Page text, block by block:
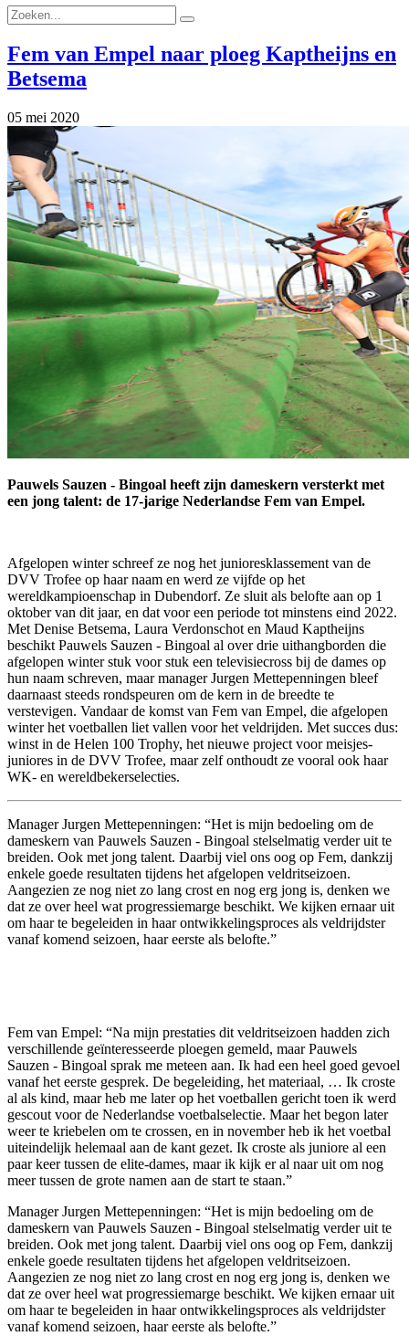
Fem van Empel naar ploeg Kaptheijns en
Betsema
05 mei 2020
Pauwels Sauzen - Bingoal heeft zijn dameskern versterkt met
een jong talent: de 17-jarige Nederlandse Fem van Empel.
Afgelopen winter schreef ze nog het junioresklassement van de
DVV Trofee op haar naam en werd ze vijfde op het
wereldkampioenschap in Dubendorf. Ze sluit als belofte aan op 1
oktober van dit jaar, en dat voor een periode tot minstens eind 2022.
Met Denise Betsema, Laura Verdonschot en Maud Kaptheijns
beschikt Pauwels Sauzen - Bingoal al over drie uithangborden die
afgelopen winter stuk voor stuk een televisiecross bij de dames op
hun naam schreven, maar manager Jurgen Mettepenningen bleef
daarnaast steeds rondspeuren om de kern in de breedte te
verstevigen. Vandaar de komst van Fem van Empel, die afgelopen
winter het voetballen liet vallen voor het veldrijden. Met succes dus:
winst in de Helen 100 Trophy, het nieuwe project voor meisjes-
juniores in de DVV Trofee, maar zelf onthoudt ze vooral ook haar
WK- en wereldbekerselecties.
Manager Jurgen Mettepenningen: “Het is mijn bedoeling om de
dameskern van Pauwels Sauzen - Bingoal stelselmatig verder uit te
breiden. Ook met jong talent. Daarbij viel ons oog op Fem, dankzij
enkele goede resultaten tijdens het afgelopen veldritseizoen.
Aangezien ze nog niet zo lang crost en nog erg jong is, denken we
dat ze over heel wat progressiemarge beschikt. We kijken ernaar uit
om haar te begeleiden in haar ontwikkelingsproces als veldrijdster
vanaf komend seizoen, haar eerste als belofte.”
Fem van Empel: “Na mijn prestaties dit veldritseizoen hadden zich
verschillende geïnteresseerde ploegen gemeld, maar Pauwels
Sauzen - Bingoal sprak me meteen aan. Ik had een heel goed gevoel
vanaf het eerste gesprek. De begeleiding, het materiaal, … Ik croste
al als kind, maar heb me later op het voetballen gericht toen ik werd
gescout voor de Nederlandse voetbalselectie. Maar het begon later
weer te kriebelen om te crossen, en in november heb ik het voetbal
uiteindelijk helemaal aan de kant gezet. Ik croste als juniore al een
paar keer tussen de elite-dames, maar ik kijk er al naar uit om nog
meer tussen de grote namen aan de start te staan.”
Manager Jurgen Mettepenningen: “Het is mijn bedoeling om de
dameskern van Pauwels Sauzen - Bingoal stelselmatig verder uit te
breiden. Ook met jong talent. Daarbij viel ons oog op Fem, dankzij
enkele goede resultaten tijdens het afgelopen veldritseizoen.
Aangezien ze nog niet zo lang crost en nog erg jong is, denken we
dat ze over heel wat progressiemarge beschikt. We kijken ernaar uit
om haar te begeleiden in haar ontwikkelingsproces als veldrijdster
vanaf komend seizoen, haar eerste als belofte.”